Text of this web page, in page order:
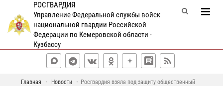
РОСГВАРДИЯ
Управление Федеральной службы войск
национальной гвардии Российской
Федерации по Кемеровской области -
Кузбассу
Главная Новости
Росгвардия взяла под защиту общественный